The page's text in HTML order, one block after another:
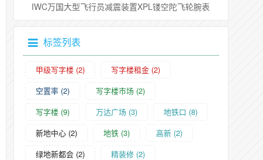
IWC万国大型飞行员减震装置XPL镂空陀飞轮腕表
标签列表
甲级写字楼 (2) 写字楼租金 (2)
空置率 (2) 写字楼市场 (2)
写字楼 (9) 万达广场 (3) 地铁口 (8)
新地中心 (2) 地铁 (3) 高新 (2)
绿地新都会 (2) 精装修 (2)